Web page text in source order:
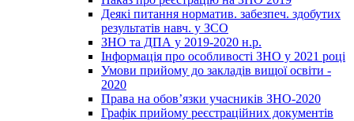
Деякі питання норматив. забезпеч. здобутих
результатів навч. у ЗСО
ЗНО та ДПА у 2019-2020 н.р.
Інформація про особливості ЗНО у 2021 році
Умови прийому до закладів вищої освіти -
2020
Права на обов’язки учасників ЗНО-2020
Графік прийому реєстраційних документів